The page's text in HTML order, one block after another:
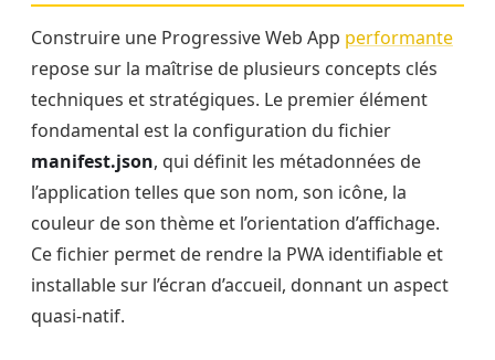
Construire une Progressive Web App performante
repose sur la maîtrise de plusieurs concepts clés
techniques et stratégiques. Le premier élément
fondamental est la configuration du fichier
manifest.json, qui définit les métadonnées de
l’application telles que son nom, son icône, la
couleur de son thème et l’orientation d’affichage.
Ce fichier permet de rendre la PWA identifiable et
installable sur l’écran d’accueil, donnant un aspect
quasi-natif.